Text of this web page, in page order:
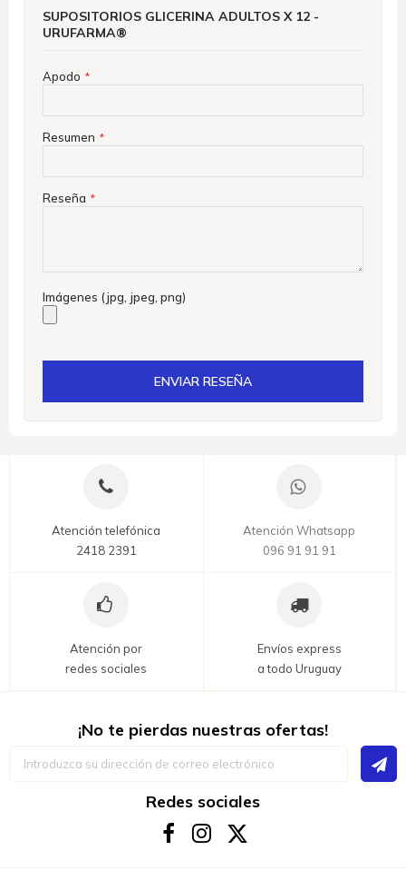
SUPOSITORIOS GLICERINA ADULTOS X 12 -
URUFARMA®
Apodo
Resumen
Reseña
Imágenes (jpg, jpeg, png)
ENVIAR RESEÑA
Atención telefónica
2418 2391
Atención Whatsapp
096 91 91 91
Atención por
redes sociales
Envíos express
a todo Uruguay
¡No te pierdas nuestras ofertas!
Redes sociales